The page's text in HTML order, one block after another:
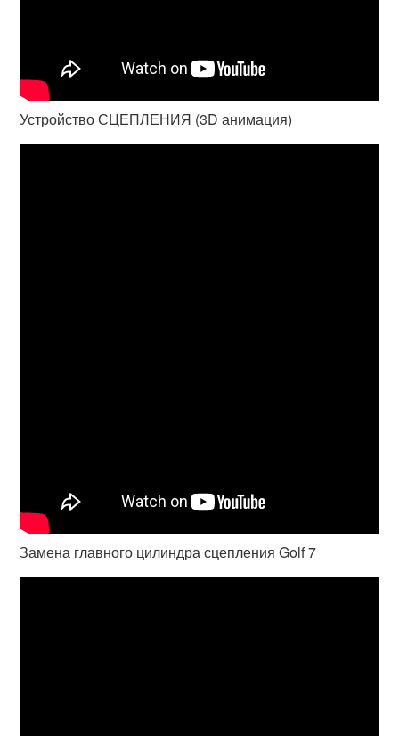
Устройство СЦЕПЛЕНИЯ (3D анимация)
Замена главного цилиндра сцепления Golf 7